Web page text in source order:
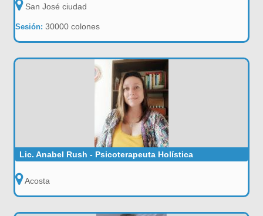
San José ciudad
Sesión:30000 colones
Lic. Anabel Rush - Psicoterapeuta Holística
Acosta